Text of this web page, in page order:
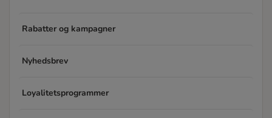
Rabatter og kampagner
Nyhedsbrev
Loyalitetsprogrammer